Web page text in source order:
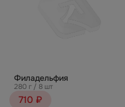
Филадельфия
280 г / 8 шт
710 ₽